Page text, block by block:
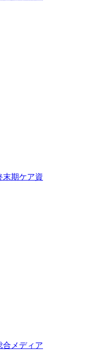
期ケア資
合メディア